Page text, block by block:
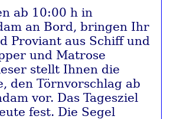
ab 10:00 h in
an Bord, bringen Ihr
Proviant aus Schiff und
und Matrose
stellt Ihnen die
den Törnvorschlag ab
vor. Das Tagesziel
fest. Die Segel